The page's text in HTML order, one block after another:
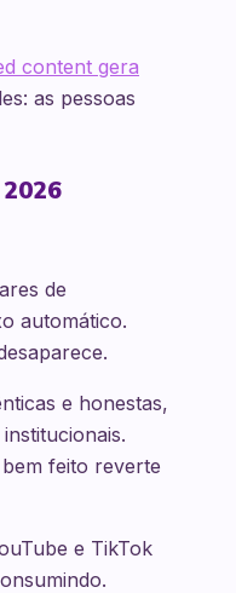
content gera
as pessoas
de
automático.
e honestas,
feito reverte
e TikTok